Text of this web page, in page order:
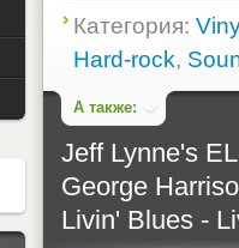
Категория:
Hard-rock,
А также:
Jeff Lynne's
George
Livin' Blues -